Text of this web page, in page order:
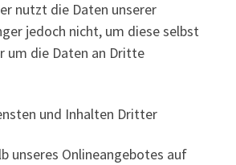
nutzt die Daten unserer
jedoch nicht, um diese selbst
um die Daten an Dritte
und Inhalten Dritter
unseres Onlineangebotes auf